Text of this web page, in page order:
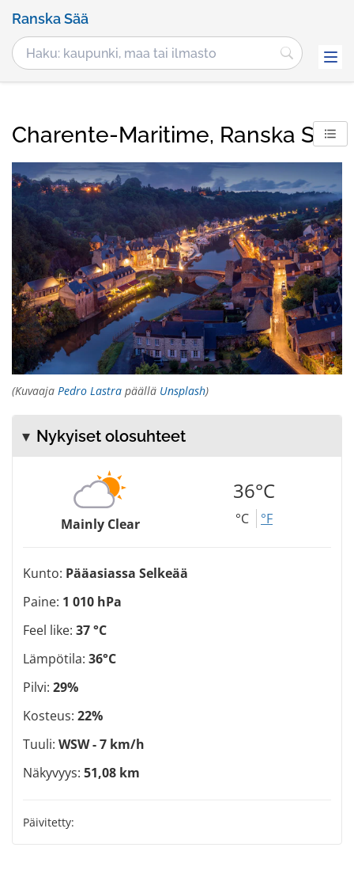
Ranska Sää
Charente-Maritime, Ranska Sää
(Kuvaaja Pedro Lastra päällä Unsplash)
Nykyiset olosuhteet
Mainly Clear
36°C
°C °F
Kunto: Pääasiassa Selkeää
Paine: 1 010 hPa
Feel like: 37 °C
Lämpötila: 36°C
Pilvi: 29%
Kosteus: 22%
Tuuli: WSW - 7 km/h
Näkyvyys: 51,08 km
Päivitetty: